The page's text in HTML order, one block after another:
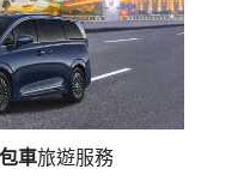
車旅遊服務